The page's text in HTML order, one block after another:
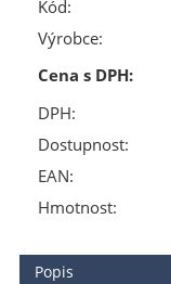
Kód:
Výrobce:
Cena s DPH:
DPH:
Dostupnost:
EAN:
Hmotnost:
Popis